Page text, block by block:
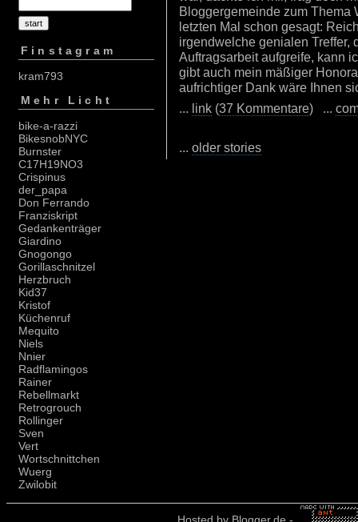
Finstagram
kram793
Mehr Licht
bike-a-razzi
BikesnobNYC
Burnster
C17H19NO3
Crispinus
der_papa
Don Ferrando
Franziskript
Gedankenträger
Giardino
Gnogongo
Gorillaschnitzel
Herzbruch
Kid37
Kristof
Küchenruf
Mequito
Niels
Nnier
Radflamingos
Rainer
Rebellmarkt
Retrogrouch
Rollinger
Sven
Vert
Wortschnittchen
Wuerg
Zwilobit
Bloggergemeinde zum Thema
letzten Mal schon gesagt:
irgendwelche genialen Treffer,
Auftragsarbeit aufgreife, kann
gibt auch mein mäßiger
aufrichtiger Dank wäre Ihnen
... link (37 Kommentare) ...
... older stories